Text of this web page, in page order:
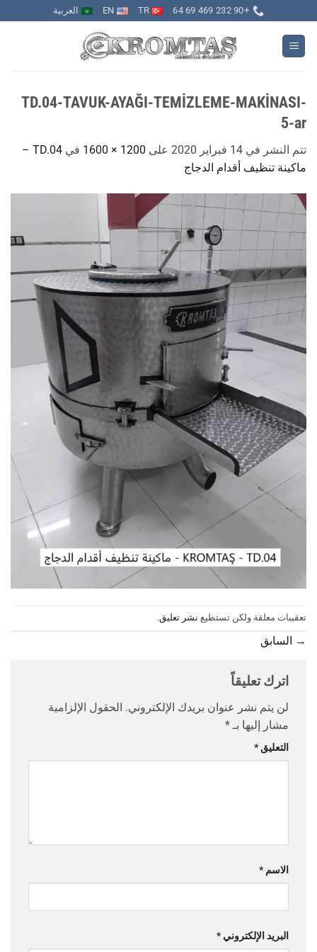
للمحتوى
+90 232 469 69 64
TR
EN العربية
TD.04-TAVUK-AYAĞI-TEMİZLEME-MAKİNASI-
5-ar
تتم النشر في 14 فبراير 2020 على 1200 × 1600 في
TD.04 –
ماكينة تنظيف أقدام الدجاج
تعقيبات معلقة ولكن تستطيع نشر تعليق.
→ السابق
اترك تعليقاً
لن يتم نشر عنوان بريدك الإلكتروني. الحقول الإلزامية
مشار إليها بـ*
التعليق*
الاسم*
البريد الإلكتروني*